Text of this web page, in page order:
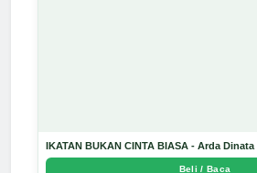
IKATAN BUKAN CINTA BIASA - Arda Dinata
Beli / Baca